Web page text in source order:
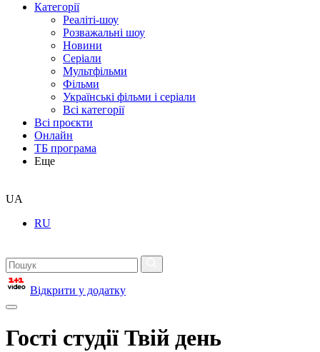
Категорії
Реаліті-шоу
Розважальні шоу
Новини
Серіали
Мультфільми
Фільми
Українські фільми і серіали
Всі категорії
Всі проєкти
Онлайн
ТБ програма
Еще
UA
RU
Відкрити у додатку
Гості студії Твій день